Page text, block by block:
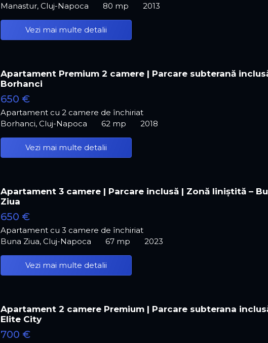
Manastur, Cluj-Napoca
80 mp 2013
Vezi mai multe detalii
Apartament Premium 2 camere | Parcare subterană
Borhanci
650 €
Apartament cu 2 camere de închiriat
Borhanci, Cluj-Napoca
62 mp 2018
Vezi mai multe detalii
Apartament 3 camere | Parcare inclusă | Zonă liniștită –
Ziua
650 €
Apartament cu 3 camere de închiriat
Buna Ziua, Cluj-Napoca
67 mp 2023
Vezi mai multe detalii
Apartament 2 camere Premium | Parcare subterana
Elite City
700 €